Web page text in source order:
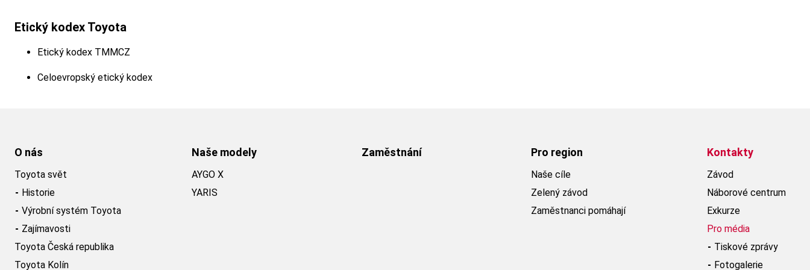
Etický kodex Toyota
Etický kodex TMMCZ
Celoevropský etický kodex
O nás
Toyota svět
Historie
Výrobní systém Toyota
Zajímavosti
Toyota Česká republika
Toyota Kolín
Naše modely
AYGO X
YARIS
Zaměstnání Pro region
Naše cíle
Zelený závod
Zaměstnanci pomáhají
Kontakty
Závod
Náborové centrum
Exkurze
Pro média
Tiskové zprávy
Fotogalerie